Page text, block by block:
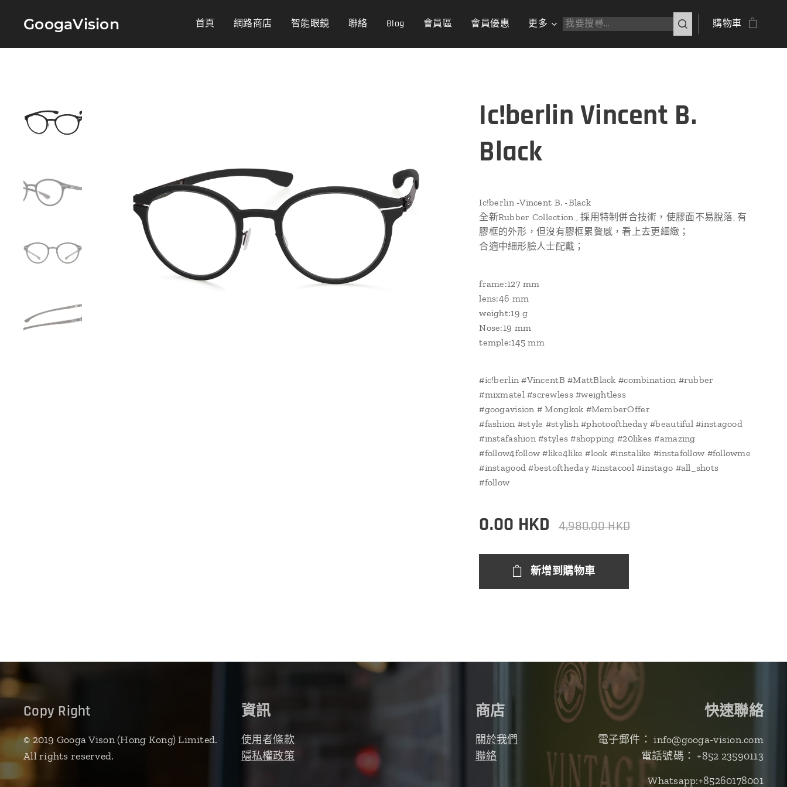
GoogaVision 首頁 網路商店 智能眼鏡 聯絡 Blog 會員區 會員優惠 更多 購物車
Ic!berlin Vincent B.
Black
Ic!berlin -Vincent B. -Black
全新Rubber Collection , 採用特制併合技術，使膠面不易脫落, 有
膠框的外形，但沒有膠框累贅感，看上去更細緻；
合適中細形臉人士配戴；
frame:127 mm
lens:46 mm
weight:19 g
Nose:19 mm
temple:145 mm
#ic!berlin #VincentB #MattBlack #combination #rubber
#mixmatel #screwless #weightless
#googavision # Mongkok #MemberOffer
#fashion #style #stylish #photooftheday #beautiful #instagood
#instafashion #styles #shopping #20likes #amazing
#follow4follow #like4like #look #instalike #instafollow #followme
#instagood #bestoftheday #instacool #instago #all_shots
#follow
0.00 HKD 4,980.00HKD
新增到購物車
Copy Right
© 2019 Googa Vison (Hong Kong) Limited.
All rights reserved.
資訊
使用者條款
隱私權政策
商店
關於我們
聯絡
快速聯絡
電子郵件： info@googa-vision.com
電話號碼： +852 23590113
Whatsapp:+85260178001